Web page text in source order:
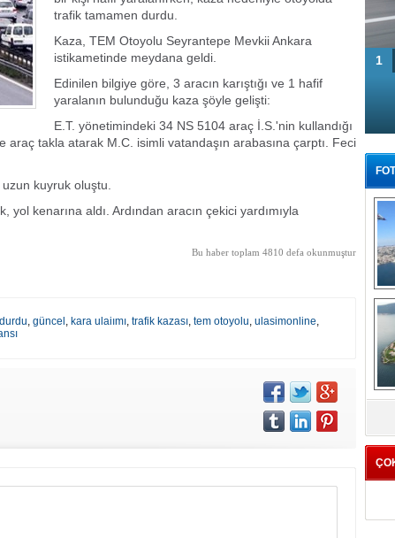
trafik tamamen durdu.
Kaza, TEM Otoyolu Seyrantepe Mevkii Ankara
istikametinde meydana geldi.
Edinilen bilgiye göre, 3 aracın karıştığı ve 1 hafif
yaralanın bulunduğu kaza şöyle gelişti:
E.T. yönetimindeki 34 NS 5104 araç İ.S.'nin kullandığı
araç takla atarak M.C. isimli vatandaşın arabasına çarptı. Feci
kuyruk oluştu.
kenarına aldı. Ardından aracın çekici yardımıyla
Bu haber toplam 4810 defa okunmuştur
, güncel , kara ulaiımı, trafik kazası, tem otoyolu, ulasimonline,
1